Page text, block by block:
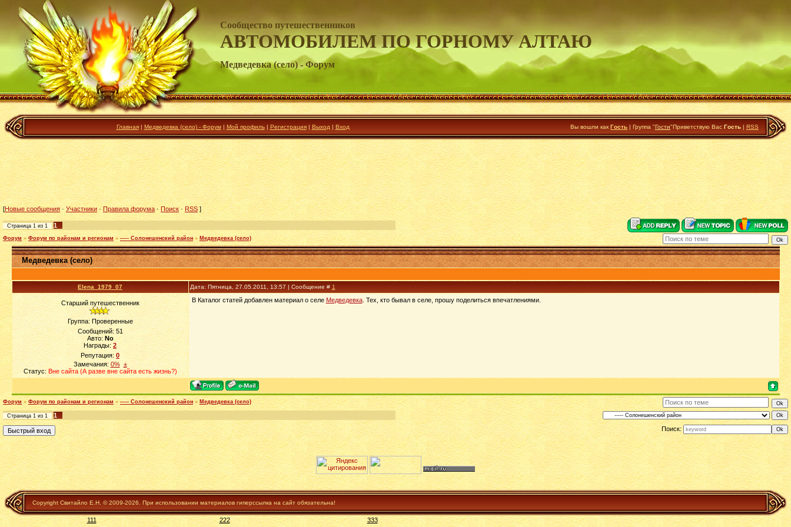
Сообщество путешественников
АВТОМОБИЛЕМ ПО ГОРНОМУ АЛТАЮ
Медведевка (село) - Форум
Главная| Медведевка (село) - Форум| Мой профиль| Регистрация| Выход | Вход Вы вошли как Гость | Группа "Гости"Приветствую Вас Гость | RSS
[Новые сообщения· Участники·Правила форума· Поиск· RSS]
Страница 1 из 1 1
Форум » Форум по районам и регионам » ----- Солонешенский район » Медведевка (село)
Медведевка (село)
Elena_1979_07 Дата: Пятница, 27.05.2011, 13:57 | Сообщение # 1
Старший путешественник
Группа: Проверенные
Сообщений: 51
Авто: No
Награды: 2
Репутация:0
Замечания: 0% ±
Статус: Вне сайта (А разве вне сайта есть жизнь?)
В Каталог статей добавлен материал о селе Медведевка. Тех, кто бывал в селе, прошу поделиться впечатлениями.
Форум » Форум по районам и регионам » ----- Солонешенский район » Медведевка (село)
Страница 1 из 1
1
Поиск:
Copyright Свитайло Е.Н. © 2009-2026. При использовании материалов гиперссылка на сайт обязательна!
111 222 333